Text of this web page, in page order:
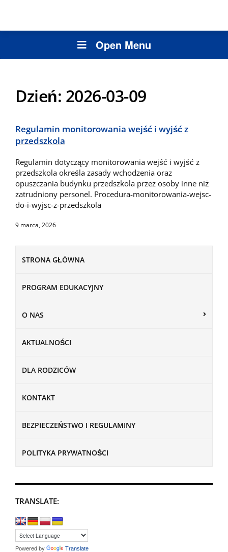
Open Menu
STRONA GŁÓWNA
PROGRAM EDUKACYJNY
O NAS
AKTUALNOŚCI
DLA RODZICÓW
KONTAKT
BEZPIECZEŃSTWO I REGULAMINY
POLITYKA PRYWATNOŚCI
Dzień: 2026-03-09
Regulamin monitorowania wejść i wyjść z
przedszkola
Regulamin dotyczący monitorowania wejść i wyjść z
przedszkola określa zasady wchodzenia oraz
opuszczania budynku przedszkola przez osoby inne niż
zatrudniony personel. Procedura-monitorowania-wejsc-
do-i-wyjsc-z-przedszkola
9 marca, 2026
TRANSLATE:
Powered by Translate